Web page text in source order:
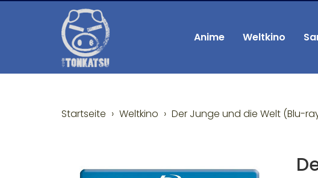
Anime Weltkino
Startseite Weltkino Der Junge und die Welt (Blu-